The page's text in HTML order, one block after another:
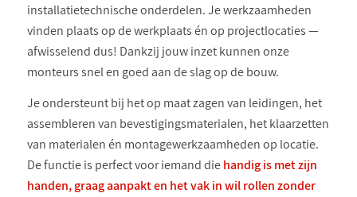
installatietechnische onderdelen. Je werkzaamheden
vinden plaats op de werkplaats én op projectlocaties —
afwisselend dus! Dankzij jouw inzet kunnen onze
monteurs snel en goed aan de slag op de bouw.
Je ondersteunt bij het op maat zagen van leidingen, het
assembleren van bevestigingsmaterialen, het klaarzetten
van materialen én montagewerkzaamheden op locatie.
De functie is perfect voor iemand diehandig is met zijn
handen, graag aanpakt en het vak in wil rollen zonder